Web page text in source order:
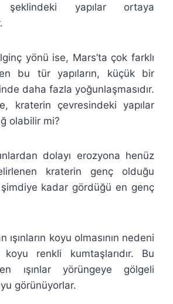
şeklindeki yapılar ortaya
yönü ise, Mars’ta çok farklı
bu tür yapıların, küçük bir
daha fazla yoğunlaşmasıdır.
kraterin çevresindeki yapılar
olabilir mi?
dolayı erozyona henüz
kraterin genç olduğu
şimdiye kadar gördüğü en genç
ışınların koyu olmasının nedeni
renkli kumtaşlarıdır. Bu
ışınlar yörüngeye gölgeli
görünüyorlar.